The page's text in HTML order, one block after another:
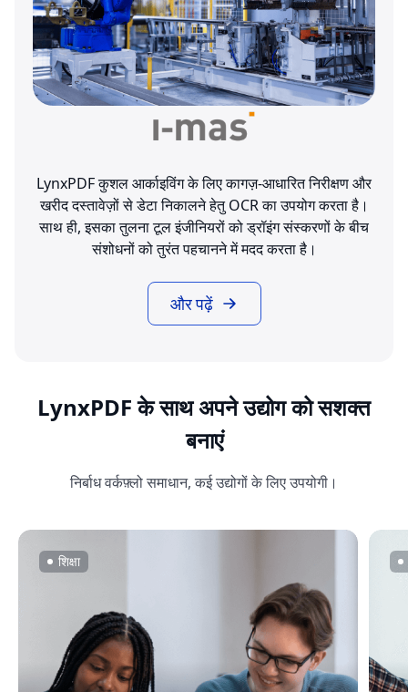
LynxPDF कुशल आर्काइविंग के लिए कागज़-आधारित निरीक्षण और
खरीद दस्तावेज़ों से डेटा निकालने हेतु OCR का उपयोग करता है।
साथ ही, इसका तुलना टूल इंजीनियरों को ड्रॉइंग संस्करणों के बीच
संशोधनों को तुरंत पहचानने में मदद करता है।
और पढ़ें
LynxPDF के साथ अपने उद्योग को सशक्त
बनाएं
निर्बाध वर्कफ़्लो समाधान, कई उद्योगों के लिए उपयोगी।
शिक्षा